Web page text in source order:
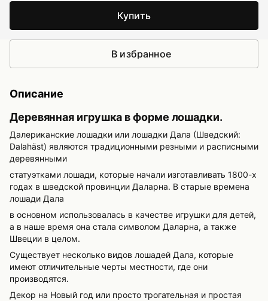
Купить
В избранное
Описание
Деревянная игрушка в форме лошадки.
Далериканские лошадки или лошадки Дала (Шведский:
Dalahäst) являются традиционными резными и расписными
деревянными
статуэтками лошади, которые начали изготавливать 1800-х
годах в шведской провинции Даларна. В старые времена
лошади Дала
в основном использовалась в качестве игрушки для детей,
а в наше время она стала символом Даларна, а также
Швеции в целом.
Существует несколько видов лошадей Дала, которые
имеют отличительные черты местности, где они
производятся.
Декор на Новый год или просто трогательная и простая